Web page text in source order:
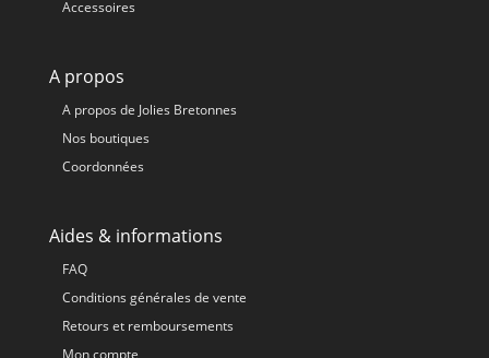
Accessoires
A propos
A propos de Jolies Bretonnes
Nos boutiques
Coordonnées
Aides & informations
FAQ
Conditions générales de vente
Retours et remboursements
Mon compte